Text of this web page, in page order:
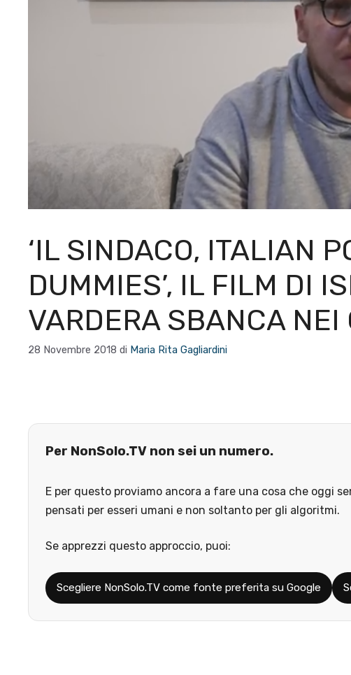
‘IL SINDACO, ITALIAN
DUMMIES’, IL FILM DI
VARDERA SBANCA NEI
28 Novembre 2018 di Maria Rita Gagliardini
Per NonSolo.TV non sei un numero.
E per questo proviamo ancora a fare una cosa che oggi
pensati per esseri umani e non soltanto per gli algoritmi.
Se apprezzi questo approccio, puoi:
Scegliere NonSolo.TV come fonte preferita su Google